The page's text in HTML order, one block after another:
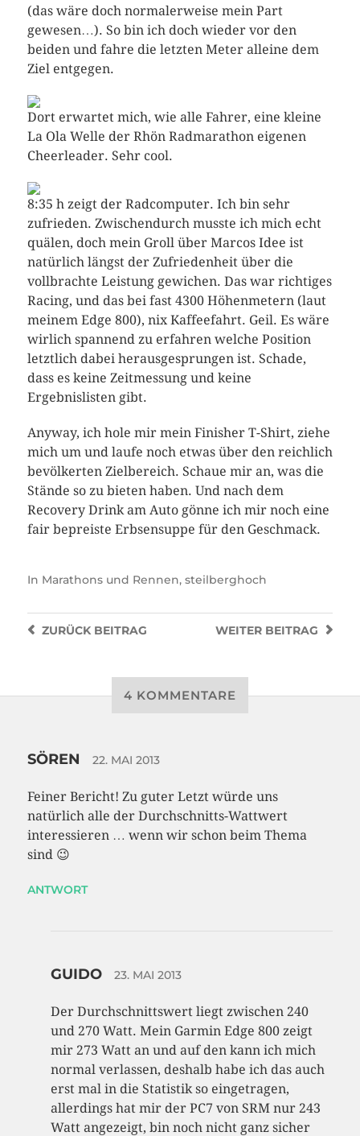
(das wäre doch normalerweise mein Part
gewesen…). So bin ich doch wieder vor den
beiden und fahre die letzten Meter alleine dem
Ziel entgegen.
Dort erwartet mich, wie alle Fahrer, eine kleine
La Ola Welle der Rhön Radmarathon eigenen
Cheerleader. Sehr cool.
8:35 h zeigt der Radcomputer. Ich bin sehr
zufrieden. Zwischendurch musste ich mich echt
quälen, doch mein Groll über Marcos Idee ist
natürlich längst der Zufriedenheit über die
vollbrachte Leistung gewichen. Das war richtiges
Racing, und das bei fast 4300 Höhenmetern (laut
meinem Edge 800), nix Kaffeefahrt. Geil. Es wäre
wirlich spannend zu erfahren welche Position
letztlich dabei herausgesprungen ist. Schade,
dass es keine Zeitmessung und keine
Ergebnislisten gibt.
Anyway, ich hole mir mein Finisher T-Shirt, ziehe
mich um und laufe noch etwas über den reichlich
bevölkerten Zielbereich. Schaue mir an, was die
Stände so zu bieten haben. Und nach dem
Recovery Drink am Auto gönne ich mir noch eine
fair bepreiste Erbsensuppe für den Geschmack.
In Marathons und Rennen, steilberghoch
WEITER BEITRAG
ZURÜCKBEITRAG
4 KOMMENTARE
SÖREN 22. MAI 2013
Feiner Bericht! Zu guter Letzt würde uns
natürlich alle der Durchschnitts-Wattwert
interessieren … wenn wir schon beim Thema
sind 😉
ANTWORT
GUIDO 23. MAI 2013
Der Durchschnittswert liegt zwischen 240
und 270 Watt. Mein Garmin Edge 800 zeigt
mir 273 Watt an und auf den kann ich mich
normal verlassen, deshalb habe ich das auch
erst mal in die Statistik so eingetragen,
allerdings hat mir der PC7 von SRM nur 243
Watt angezeigt, bin noch nicht ganz sicher